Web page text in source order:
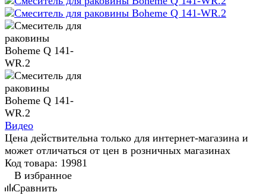
Видео
Цена действительна только для интернет-магазина и
может отличаться от цен в розничных магазинах
Код товара: 19981
В избранное
Сравнить